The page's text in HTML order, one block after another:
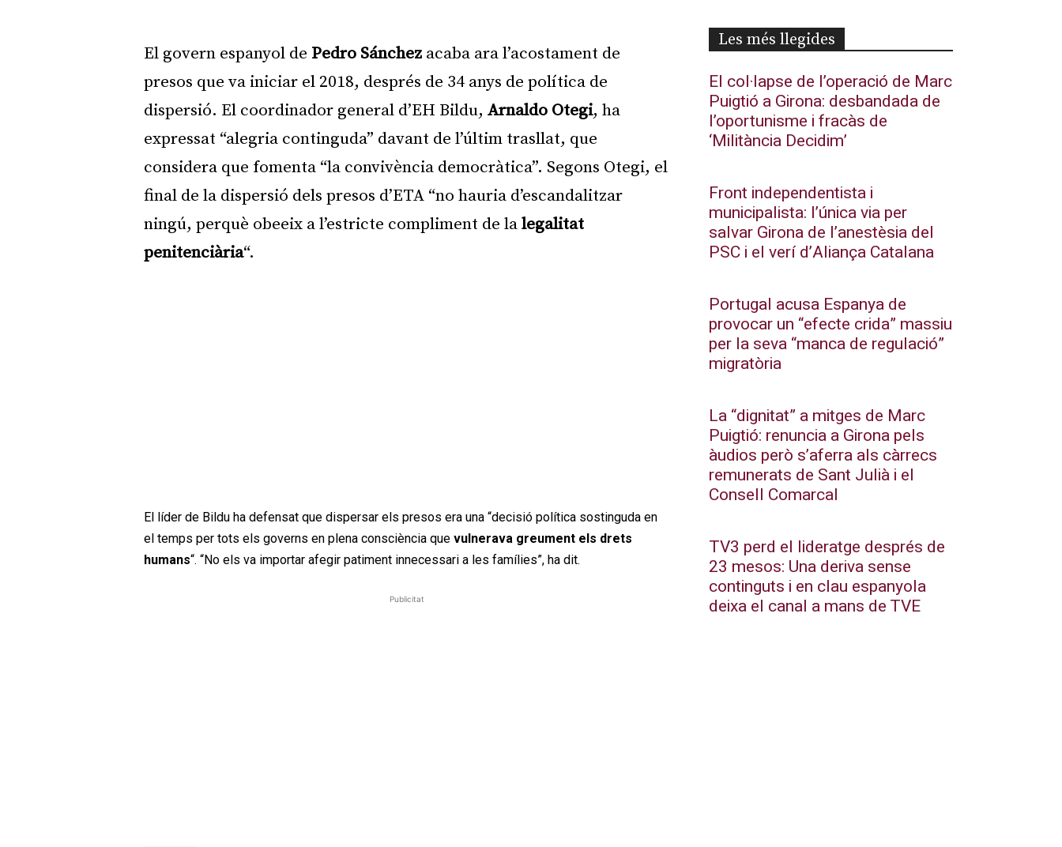
El govern espanyol de Pedro Sánchez acaba ara l’acostament de
presos que va iniciar el 2018, després de 34 anys de política de
dispersió. El coordinador general d’EH Bildu, Arnaldo Otegi, ha
expressat “alegria continguda” davant de l’últim trasllat, que
considera que fomenta “la convivència democràtica”. Segons Otegi, el
final de la dispersió dels presos d’ETA “no hauria d’escandalitzar
ningú, perquè obeeix a l’estricte compliment de lalegalitat
penitenciària“.
El líder de Bildu ha defensat que dispersar els presos era una “decisió política sostinguda en
el temps per tots els governs en plena consciència que vulnerava greument els drets
humans“. “No els va importar afegir patiment innecessari a les famílies”, ha dit.
Publicitat
Les més llegides
El col·lapse de l’operació de Marc
Puigtió a Girona: desbandada de
l’oportunisme i fracàs de
‘Militància Decidim’
Front independentista i
municipalista: l’única via per
salvar Girona de l’anestèsia del
PSC i el verí d’Aliança Catalana
Portugal acusa Espanya de
provocar un “efecte crida” massiu
per la seva “manca de regulació”
migratòria
La “dignitat” a mitges de Marc
Puigtió: renuncia a Girona pels
àudios però s’aferra als càrrecs
remunerats de Sant Julià i el
Consell Comarcal
TV3 perd el lideratge després de
23 mesos: Una deriva sense
continguts i en clau espanyola
deixa el canal a mans de TVE